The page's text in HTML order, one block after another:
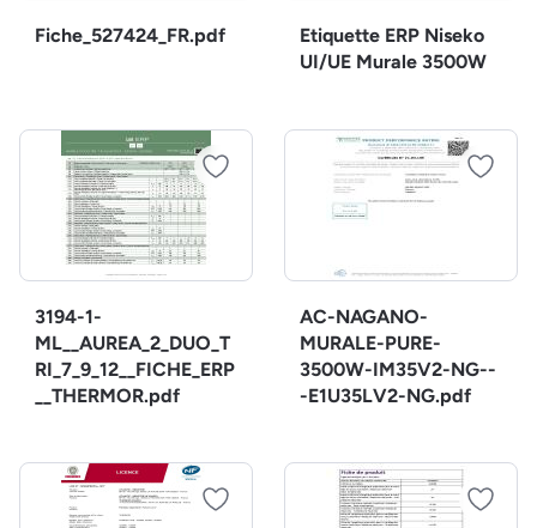
Fiche_527424_FR.pdf
Etiquette ERP Niseko
UI/UE Murale 3500W
3194-1-
ML__AUREA_2_DUO_T
RI_7_9_12__FICHE_ERP
__THERMOR.pdf
AC-NAGANO-
MURALE-PURE-
3500W-IM35V2-NG--
-E1U35LV2-NG.pdf